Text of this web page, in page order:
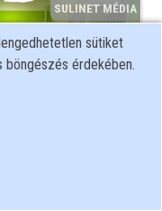
SULINET MÉDIA
TÁR
sütiket
böngészés érdekében.